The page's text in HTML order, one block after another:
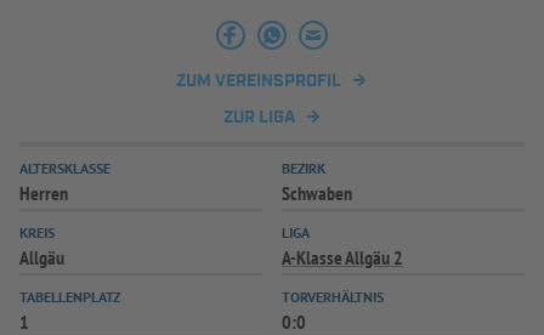
ZUM VEREINSPROFIL
ZUR LIGA
ALTERSKLASSE
Herren
BEZIRK
Schwaben
KREIS
Allgäu
LIGA
A-Klasse Allgäu 2
TABELLENPLATZ
1
TORVERHÄLTNIS
0:0